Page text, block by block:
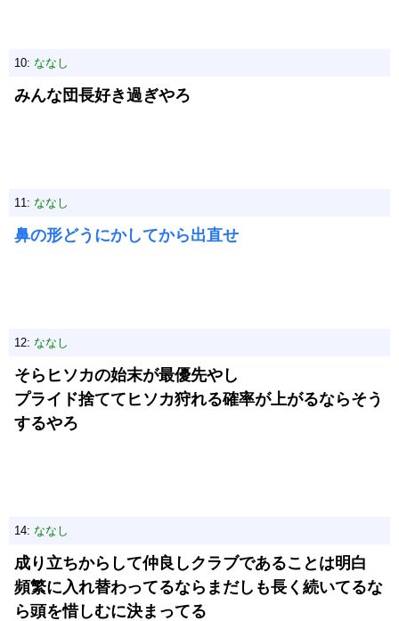
10: ななし
みんな団長好き過ぎやろ
11: ななし
鼻の形どうにかしてから出直せ
12: ななし
そらヒソカの始末が最優先やし
プライド捨ててヒソカ狩れる確率が上がるならそう
するやろ
14: ななし
成り立ちからして仲良しクラブであることは明白
頻繁に入れ替わってるならまだしも長く続いてるな
ら頭を惜しむに決まってる